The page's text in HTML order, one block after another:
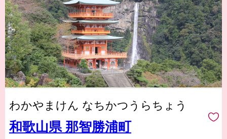
わかやまけん なちかつうらちょう
和歌山県 那智勝浦町